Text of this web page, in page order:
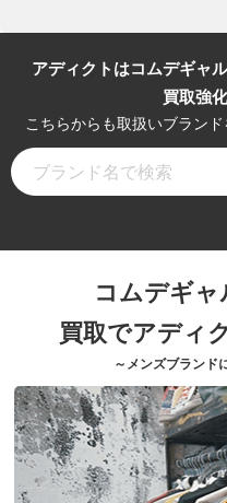
アディクトはコムデギャ
買取強
こちらからも取扱いブラン
コムデギャ
買取でアディ
～メンズブランド